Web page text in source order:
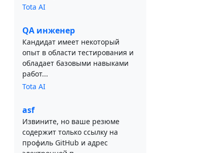
Tota AI
QA инженер
Кандидат имеет некоторый
опыт в области тестирования и
обладает базовыми навыками
работ...
Tota AI
asf
Извините, но ваше резюме
содержит только ссылку на
профиль GitHub и адрес